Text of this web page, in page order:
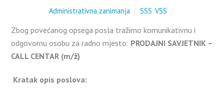
Administrativna zanimanja SSS VSS
Zbog povećanog opsega posla tražimo komunikativnu i
odgovornu osobu za radno mjesto: PRODAJNI SAVJETNIK –
CALL CENTAR (m/ž)
Kratak opis poslova: